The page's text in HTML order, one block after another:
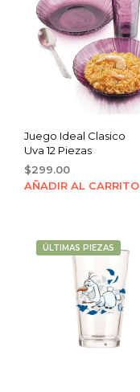
Juego Ideal Clasico
Uva 12 Piezas
$299.00
AÑADIR AL CARRITO
ÚLTIMAS PIEZAS